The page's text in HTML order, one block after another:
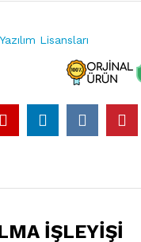
Lisansları
İŞLEYİŞİ